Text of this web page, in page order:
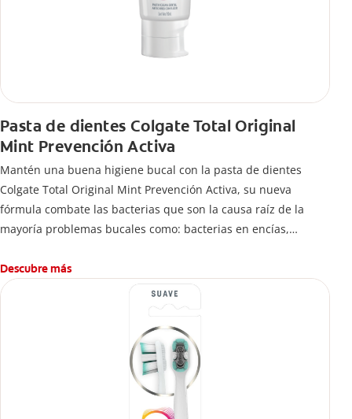
Pasta de dientes Colgate Total Original
Mint Prevención Activa
Mantén una buena higiene bucal con la pasta de dientes
Colgate Total Original Mint Prevención Activa, su nueva
fórmula combate las bacterias que son la causa raíz de la
mayoría problemas bucales como: bacterias en encías,
caries.
Descubre más